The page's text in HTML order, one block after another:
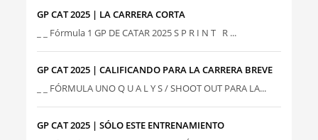
GP CAT 2025 | LA CARRERA CORTA
_ _ Fórmula 1 GP DE CATAR 2025 S P R I N T R ...
GP CAT 2025 | CALIFICANDO PARA LA CARRERA BREVE
_ _ FÓRMULA UNO Q U A L Y S / SHOOT OUT PARA LA...
GP CAT 2025 | SÓLO ESTE ENTRENAMIENTO